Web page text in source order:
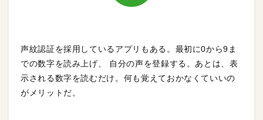
声紋認証を採用しているアプリもある。最初に0から9ま
での数字を読み上げ、 自分の声を登録する。あとは、表
示される数字を読むだけ。何も覚えておかなくていいの
がメリットだ。